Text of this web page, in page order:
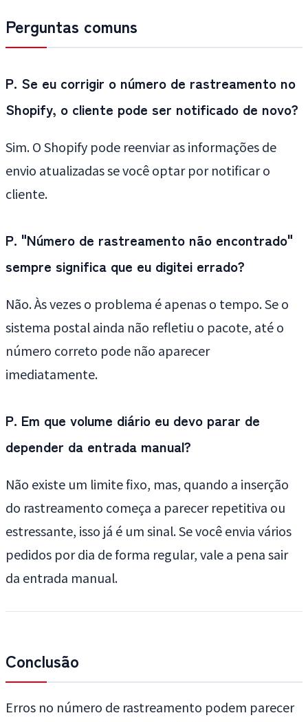
Perguntas comuns
P. Se eu corrigir o número de rastreamento no
Shopify, o cliente pode ser notificado de novo?
Sim. O Shopify pode reenviar as informações de
envio atualizadas se você optar por notificar o
cliente.
P. "Número de rastreamento não encontrado"
sempre significa que eu digitei errado?
Não. Às vezes o problema é apenas o tempo. Se o
sistema postal ainda não refletiu o pacote, até o
número correto pode não aparecer
imediatamente.
P. Em que volume diário eu devo parar de
depender da entrada manual?
Não existe um limite fixo, mas, quando a inserção
do rastreamento começa a parecer repetitiva ou
estressante, isso já é um sinal. Se você envia vários
pedidos por dia de forma regular, vale a pena sair
da entrada manual.
Conclusão
Erros no número de rastreamento podem parecer